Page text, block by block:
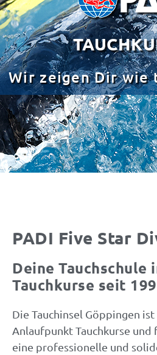
Wir zeigen Dir wie
PADI Five Star
Deine Tauchschule
Tauchkurse seit
Die Tauchinsel Göppingen
Anlaufpunkt Tauchkurse
eine professionelle und